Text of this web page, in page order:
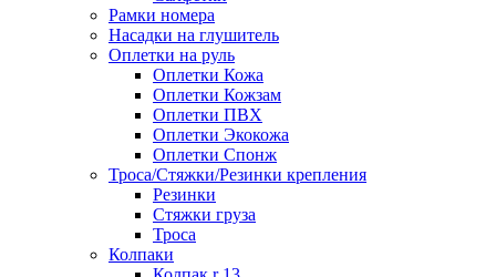
Рамки номера
Насадки на глушитель
Оплетки на руль
Оплетки Кожа
Оплетки Кожзам
Оплетки ПВХ
Оплетки Экокожа
Оплетки Спонж
Троса/Стяжки/Резинки крепления
Резинки
Стяжки груза
Троса
Колпаки